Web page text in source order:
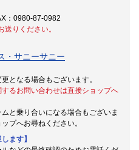
：0980-87-0982
りください。
・サニーサニー
となる場合もございます。
るお問い合わせは直接ショップへ
と乗り合いになる場合もございま
プへお尋ねください。
ます】